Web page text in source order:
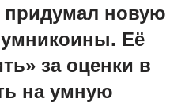
новую
Её
за оценки в
на умную